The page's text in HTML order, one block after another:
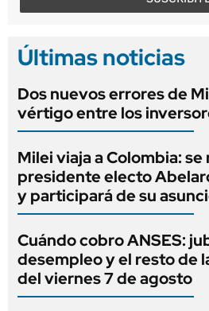
Últimas noticias
Dos nuevos errores de
vértigo entre los
Milei viaja a Colombia:
presidente electo
y participará de su
Cuándo cobro ANSES:
desempleo y el resto de
del viernes 7 de agosto